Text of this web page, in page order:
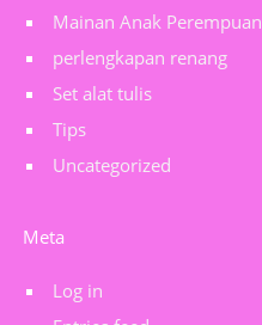
Mainan Anak Perempuan
perlengkapan renang
Set alat tulis
Tips
Uncategorized
Meta
Log in